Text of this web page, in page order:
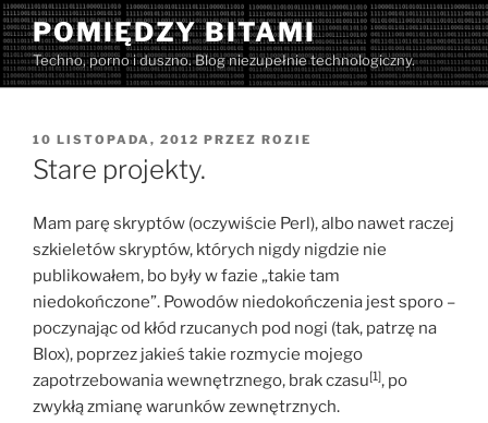
Przejdź
do
treści
POMIĘDZY BITAMI
Techno, porno i duszno. Blog niezupełnie technologiczny.
OPUBLIKOWANE
W
10 LISTOPADA, 2012 PRZEZ ROZIE
Stare projekty.
Mam parę skryptów (oczywiście Perl), albo nawet raczej
szkieletów skryptów, których nigdy nigdzie nie
publikowałem, bo były w fazie „takie tam
niedokończone”. Powodów niedokończenia jest sporo –
poczynając od kłód rzucanych pod nogi (tak, patrzę na
Blox), poprzez jakieś takie rozmycie mojego
zapotrzebowania wewnętrznego, brak czasu[1], po
zwykłą zmianę warunków zewnętrznych.